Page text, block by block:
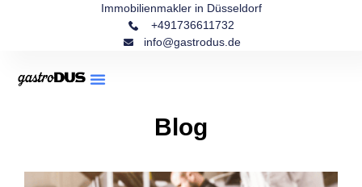
Immobilienmakler in Düsseldorf
info@gastrodus.de
+491736611732
Blog